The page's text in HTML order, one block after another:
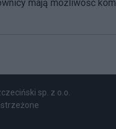
mają możliwość
sp. z o.o.